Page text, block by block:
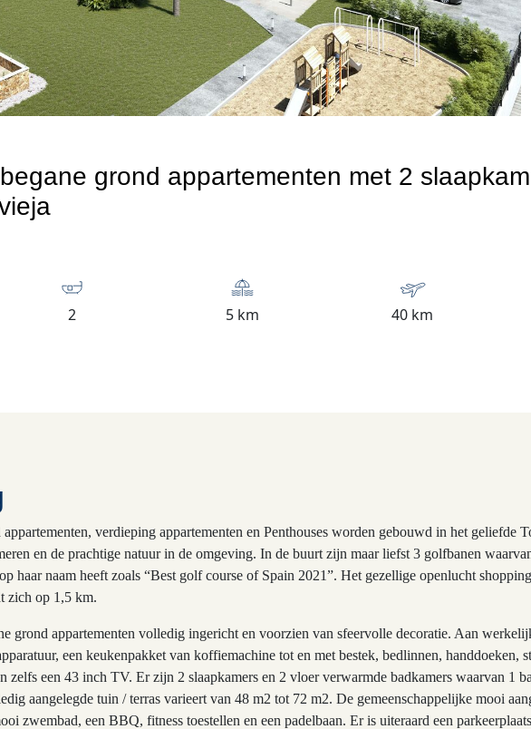
begane grond appartementen met 2
2 5 km 40 km
verdieping appartementen en Penthouses worden gebouwd in het geliefde
en de prachtige natuur in de omgeving. In de buurt zijn maar liefst 3 golfbanen
haar naam heeft zoals “Best golf course of Spain 2021”. Het gezellige openlucht
zich op 1,5 km.
grond appartementen volledig ingericht en voorzien van sfeervolle decoratie. Aan
een keukenpakket van koffiemachine tot en met bestek, bedlinnen,
zelfs een 43 inch TV. Er zijn 2 slaapkamers en 2 vloer verwarmde badkamers waarvan 1
aangelegde tuin / terras varieert van 48 m2 tot 72 m2. De gemeenschappelijke mooi
zwembad, een BBQ, fitness toestellen en een padelbaan. Er is uiteraard een